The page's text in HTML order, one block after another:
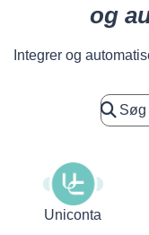
og
Integrer og
Uniconta